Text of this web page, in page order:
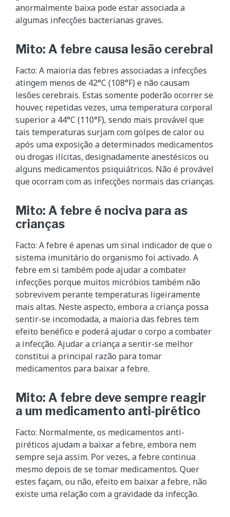
anormalmente baixa pode estar associada a
algumas infecções bacterianas graves.
Mito: A febre causa lesão cerebral
Facto: A maioria das febres associadas a infecções
atingem menos de 42°C (108°F) e não causam
lesões cerebrais. Estas somente poderão ocorrer se
houver, repetidas vezes, uma temperatura corporal
superior a 44°C (110°F), sendo mais provável que
tais temperaturas surjam com golpes de calor ou
após uma exposição a determinados medicamentos
ou drogas ilícitas, designadamente anestésicos ou
alguns medicamentos psiquiátricos. Não é provável
que ocorram com as infecções normais das crianças.
Mito: A febre é nociva para as
crianças
Facto: A febre é apenas um sinal indicador de que o
sistema imunitário do organismo foi activado. A
febre em si também pode ajudar a combater
infecções porque muitos micróbios também não
sobrevivem perante temperaturas ligeiramente
mais altas. Neste aspecto, embora a criança possa
sentir-se incomodada, a maioria das febres tem
efeito benéfico e poderá ajudar o corpo a combater
a infecção. Ajudar a criança a sentir-se melhor
constitui a principal razão para tomar
medicamentos para baixar a febre.
Mito: A febre deve sempre reagir
a um medicamento anti-pirético
Facto: Normalmente, os medicamentos anti-
piréticos ajudam a baixar a febre, embora nem
sempre seja assim. Por vezes, a febre continua
mesmo depois de se tomar medicamentos. Quer
estes façam, ou não, efeito em baixar a febre, não
existe uma relação com a gravidade da infecção.